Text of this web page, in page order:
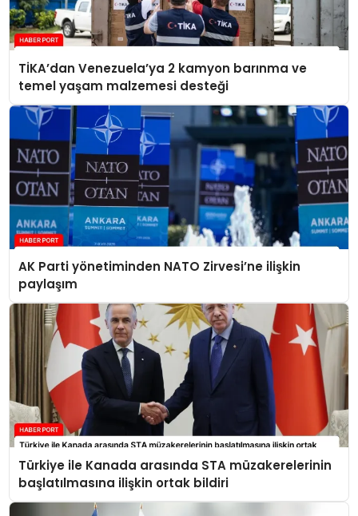
TİKA’dan Venezuela’ya 2 kamyon barınma ve
temel yaşam malzemesi desteği
AK Parti yönetiminden NATO Zirvesi’ne ilişkin
paylaşım
Türkiye ile Kanada arasında STA müzakerelerinin
başlatılmasına ilişkin ortak bildiri